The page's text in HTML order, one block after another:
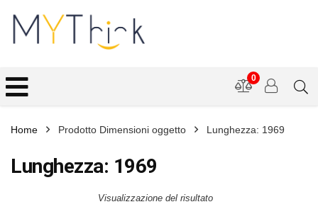
0
Home Prodotto Dimensioni oggetto Lunghezza: 1969
Lunghezza: 1969
Visualizzazione del risultato